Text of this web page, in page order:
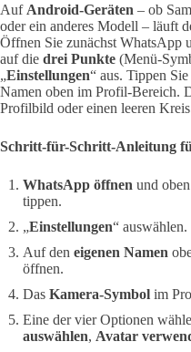
Auf Android-Geräten – ob
oder ein anderes Modell – läuft
Öffnen Sie zunächst WhatsApp
auf die drei Punkte (Menü-
„Einstellungen“ aus. Tippen
Namen oben im Profil-Bereich.
Profilbild oder einen leeren
Schritt-für-Schritt-Anleitung
WhatsApp öffnen und
tippen.
„Einstellungen“ auswählen.
Auf den eigenen Namen
öffnen.
Das Kamera-Symbol im
Eine der vier Optionen
auswählen, Avatar